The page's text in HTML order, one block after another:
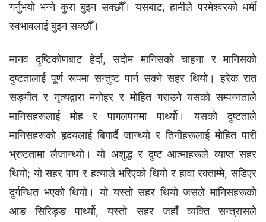
गर्नुभयो भन्‍ने कुरा बुझ्‍न सक्छौँ। यसबाट, हामीले परमेश्‍वरको धर्मी
स्वभावलाई बुझ्‍न सक्छौँ।
मानव दृष्टिकोणबाट हेर्दा, सदोम मानिसको चाहना र मानिसको
दुष्टतालाई पूर्ण रूपमा सन्तुष्ट पार्न सक्‍ने सहर थियो। हरेक रात
सङ्गीत र नृत्यद्वारा मनोहर र मोहित गराउने यसको सम्‍पन्‍नताले
मानिसहरूलाई मोह र पागलपनमा पार्थ्यो। यसको दुष्टताले
मानिसहरूको हृदयलाई बिगार्दै जान्थ्यो र तिनीहरूलाई मोहित पारी
भ्रष्टतामा लैजान्थ्यो। यो अशुद्ध र दुष्ट आत्‍माहरूले व्याप्त सहर
थियो; यो सहर पाप र हत्याले भरिएको थियो र हावा रक्ताम्मे, सडिएर
दुर्गन्धित भएको थियो। यो यस्तो सहर थियो जसले मानिसहरूको
आङ सिरिङ्ङ पार्थ्यो, यस्तो सहर जहाँ व्यक्ति सन्त्रासले